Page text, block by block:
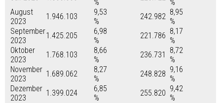
%
%
August
2023
1.946.103
9,53
%
242.982 8,95
%
September
2023
1.425.205
6,98
%
221.786 8,17
%
Oktober
2023
1.768.103
8,66
%
236.731
8,72
%
November
2023
1.689.062
8,27
%
248.828 9,16
%
Dezember
2023
1.399.024
6,85
%
255.820 9,42
%